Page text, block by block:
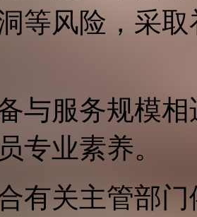
等风险，采
备与服务规模
专业素养。
合有关主管部